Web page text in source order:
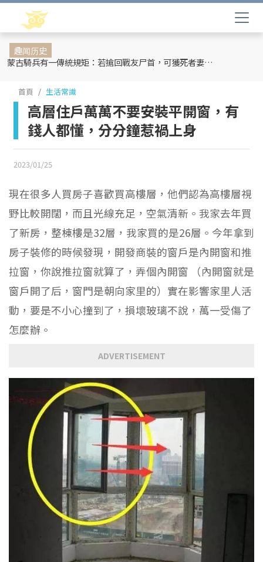
趣闻历史
蒙古騎兵有一傳統規矩：若搶回戰友尸首，可獲死者妻妾和全部牲畜
首頁 生活常識
高層住戶萬萬不要安裝平開窗，有
錢人都懂，分分鐘惹禍上身
2023/01/25
現在很多人買房子喜歡買高樓層，他們認為高樓層視
野比較開闊，而且光線充足，空氣清新。我家去年買
了新房，整棟樓是32層，我家買的是26層。今年拿到
房子裝修的時候發現，開發商裝的窗戶是內開窗和推
拉窗，你說推拉窗就算了，弄個內開窗 （內開窗就是
窗戶開了后，窗門是朝向家里的）實在影響家里人活
動，要是不小心撞到了，損壞玻璃不說，萬一受傷了
怎麼辦。
ADVERTISEMENT